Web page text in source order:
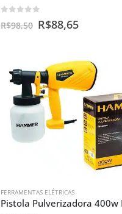
R$98,50 R$88,65
FERRAMENTAS ELÉTRICAS